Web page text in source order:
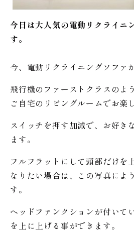
今日は大人気の電動リクライニ
す。
今、電動リクライニングソファ
飛行機のファーストクラスのよ
ご自宅のリビングルームでお楽
スイッチを押す加減で、お好き
ます。
フルフラットにして頭部だけを
なりたい場合は、この写真によ
す。
ヘッドファンクションが付いて
を上に上げる事ができます。